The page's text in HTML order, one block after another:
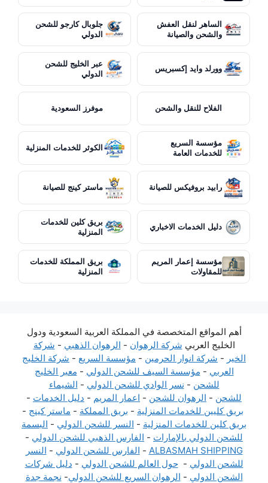
الساهر لنقل العفش
والشحن والصيانة
جلوبال كارجو للشحن
الدولي
وورلد وايد إكسبريس
عبر الخليج للشحن
الدولي
الفلاح للنقل والشحن موفرز السعودية
مؤسسة السريع
للخدمات العامة
الكوثر للخدمات المنزلية
رابيد بروفيكس للصيانة ماستر كينج للصيانة
دليل الخدمات الاخباري
بريق كلين للخدمات
المنزلية
مؤسسة إعمار المريم
للمقاولات
بريق المملكة للخدمات
المنزلية
أهم المواقع المتخصصة في المملكة العربية السعودية ودول
الخليج العربي شركة الرهوان - الرهوان الذهبي - شركة
الخير - شركة انوار الحرمين - مؤسسة السريع - شركة الخليج
العربي - مؤسسة السيف للشحن الدولي - معبر الخليج
للشحن - نسر الوادي للشحن الدولي - الشيماء
للشحن - الرهوان للشحن - اعمار المريم - دليل الخدمات -
بريق كليين للخدمات المنزلية - بريق المملكة - ماستر كينج -
بريق كلين للخدمات المنزلية - النسر للشحن الدولي - البسمة
للشحن الدولي بالإمارات - الفارس الذهبي للشحن الدولي -
ALBASMAH SHIPPING
- الفارس للشحن الدولي - النسر
للشحن الدولي -حول العالم للشحن الدولي - دليل شركات
الشحن الدولي - الرهوان السريع للشحن الدولي- نجمة جدة